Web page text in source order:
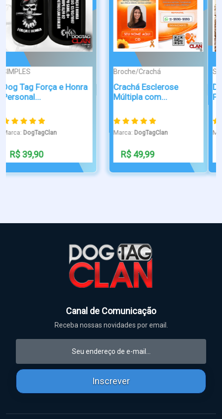
SIMPLES
Dog Tag Guerreiro do
Pantanal O...
Marca:DogTagClan
R$ 49,90
SIMPLES
Dog Tag Executioner
Battlefield 3
Marca:DogTagClan
R$ 29,90
Canal de Comunicação
Receba nossas novidades por email.
Inscrever